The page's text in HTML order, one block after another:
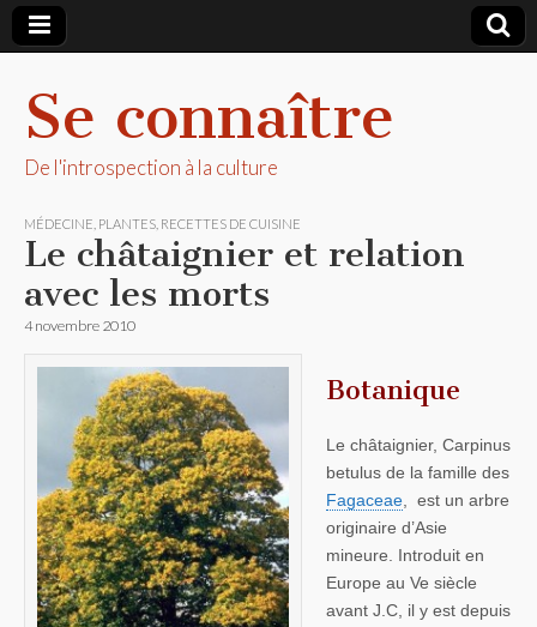
Se connaître
De l'introspection à la culture
MÉDECINE PLANTES RECETTES DE CUISINE
Le châtaignier et relation
avec les morts
4 novembre 2010
Botanique
Le châtaignier, Carpinus
betulus de la famille des
Fagaceae, est un arbre
originaire d’Asie
mineure. Introduit en
Europe au Ve siècle
avant J.C, il y est depuis